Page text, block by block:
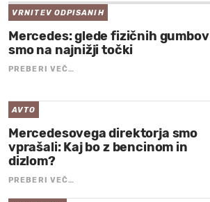
VRNITEV ODPISANIH
Mercedes: glede fizičnih gumbov
smo na najnižji točki
PREBERI VEČ…
AVTO
Mercedesovega direktorja smo
vprašali: Kaj bo z bencinom in
dizlom?
PREBERI VEČ…